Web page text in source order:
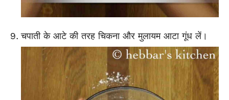
चपाती के आटे की तरह चिकना और मुलायम आटा गूंध लें।